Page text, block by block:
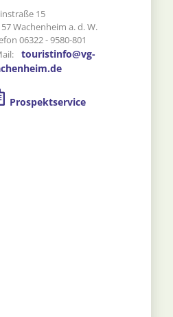
15
Wachenheim a. d. W.
06322 - 9580-801
touristinfo@vg-
Prospektservice